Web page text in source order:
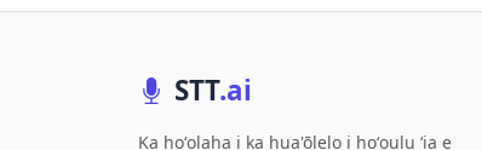
STT.ai
Ka hoʻolaha i ka hua'ōlelo i hoʻoulu ʻia e